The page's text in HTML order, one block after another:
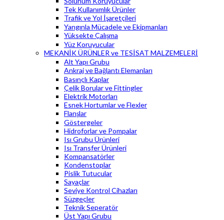
Tek Kullanımlık Ürünler
Trafik ve Yol İşaretçileri
Yangınla Mücadele ve Ekipmanları
Yüksekte Çalışma
Yüz Koruyucular
MEKANİK ÜRÜNLER ve TESİSAT MALZEMELERİ
Alt Yapı Grubu
Ankraj ve Bağlantı Elemanları
Basınçlı Kaplar
Çelik Borular ve Fittingler
Elektrik Motorları
Esnek Hortumlar ve Flexler
Flanşlar
Göstergeler
Hidroforlar ve Pompalar
Isı Grubu Ürünleri
Isı Transfer Ürünleri
Kompansatörler
Kondenstoplar
Pislik Tutucular
Sayaçlar
Seviye Kontrol Cihazları
Süzgeçler
Teknik Seperatör
Üst Yapı Grubu